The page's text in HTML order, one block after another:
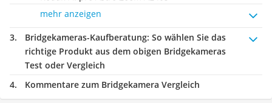
mehr anzeigen
Bridgekameras-Kaufberatung: So wählen Sie das
richtige Produkt aus dem obigen Bridgekameras
Test oder Vergleich
Kommentare zum Bridgekamera Vergleich